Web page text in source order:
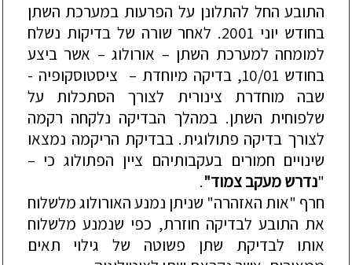
התובע החל להתלונן על הפרעות במערכת השתן
בחודש יוני 2001. לאחר שורה של בדיקות נשלח
למומחה למערכת השתן – אורולוג – אשר ביצע
בחודש 10/01, בדיקה מיוחדת –
ציסטוסקופיה -
שבה מוחדרת צינורית לצורך הסתכלות על
שלפוחית השתן. במהלך הבדיקה נלקחה רקמה
לצורך בדיקה פתולוגית. בבדיקת הריקמה נמצאו
שינויים חמורים בעקבותיהם ציין הפתולוג כי –
"נדרש מעקב צמוד".
חרף "אות האזהרה" שניתן נמנע האורולוג מלשלוח
את התובע לבדיקה חוזרת, כפי שנמנע מלשלוח
אותו לבדיקת שתן פשוטה של גילוי תאים